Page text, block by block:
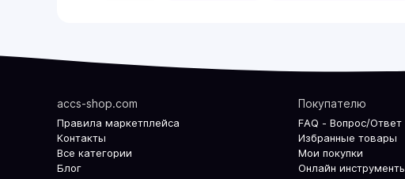
accs-shop.com
Правила маркетплейса
Контакты
Все категории
Блог
Покупателю
FAQ - Вопрос/Ответ
Избранные товары
Мои покупки
Онлайн